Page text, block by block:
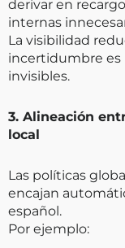
derivar en
internas
La visibilidad
incertidumbre es
invisibles.
3. Alineación
local
Las políticas
encajan
español.
Por ejemplo: